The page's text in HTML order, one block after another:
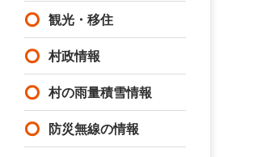
観光・移住
村政情報
村の雨量積雪情報
防災無線の情報